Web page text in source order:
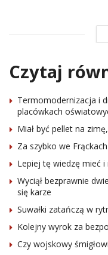
Czytaj
Termomodernizacja i
placówkach
Miał być pellet na
Za szybko we Frąckach
Lepiej tę wiedzę mieć
Wyciął bezprawnie
się karze
Suwałki zatańczą w
Kolejny wyrok za
Czy wojskowy